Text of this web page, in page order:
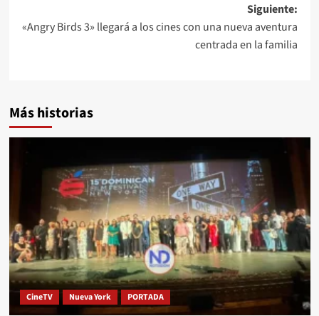
Siguiente:
«Angry Birds 3» llegará a los cines con una nueva aventura
centrada en la familia
Más historias
CineTV Nueva York PORTADA